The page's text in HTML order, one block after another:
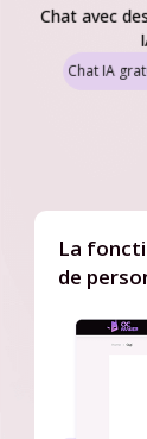
Chat avec
Chat IA
La
de